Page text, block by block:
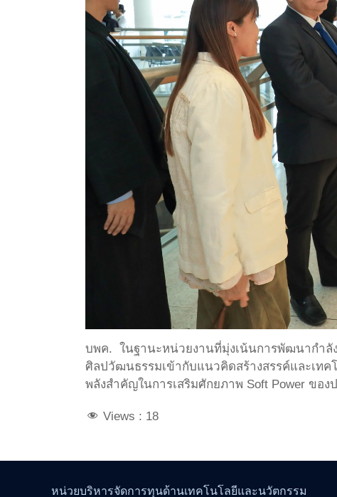
บพค. ในฐานะหน่วยงานที่มุ่งเน้นการพัฒนากำ
ศิลปวัฒนธรรมเข้ากับแนวคิดสร้างสรรค์และเท
พลังสำคัญในการเสริมศักยภาพ Soft Power ของ
Views : 18
หน่วยบริหารจัดการทุนด้านเทคโนโลยีและนวัตกรรม